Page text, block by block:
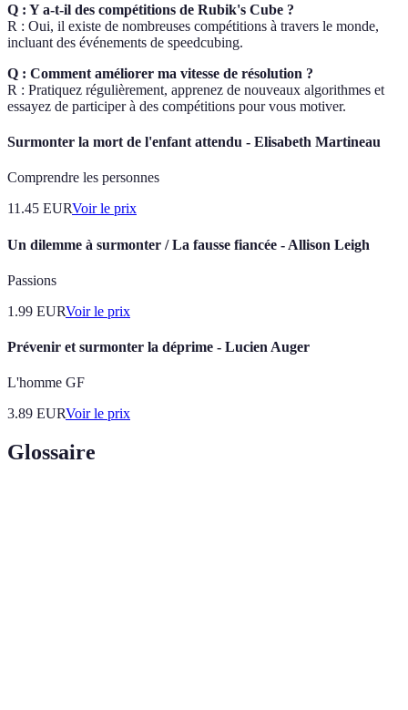
Q : Y a-t-il des compétitions de Rubik's Cube ?
R : Oui, il existe de nombreuses compétitions à travers le monde,
incluant des événements de speedcubing.
Q : Comment améliorer ma vitesse de résolution ?
R : Pratiquez régulièrement, apprenez de nouveaux algorithmes et
essayez de participer à des compétitions pour vous motiver.
Surmonter la mort de l'enfant attendu - Elisabeth Martineau
Comprendre les personnes
11.45 EURVoir le prix
Un dilemme à surmonter / La fausse fiancée - Allison Leigh
Passions
1.99 EURVoir le prix
Prévenir et surmonter la déprime - Lucien Auger
L'homme GF
3.89 EURVoir le prix
Glossaire